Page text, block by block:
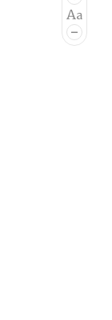
Âm nhạc